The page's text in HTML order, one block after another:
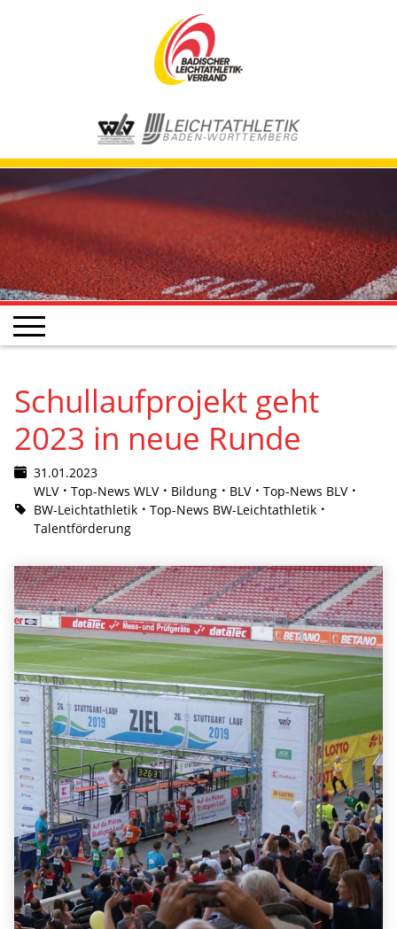
Schullaufprojekt geht
2023 in neue Runde
31.01.2023
WLV
Top-News WLV Bildung BLV
Top-News BLV
BW-Leichtathletik
Top-News BW-Leichtathletik
Talentförderung